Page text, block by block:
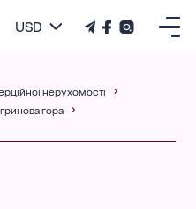
USD
нерухомості
гора